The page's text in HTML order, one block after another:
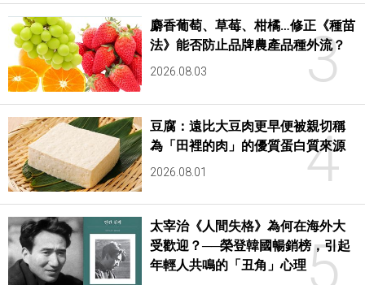
3
麝香葡萄、草莓、柑橘…修正《種苗
法》能否防止品牌農產品種外流？
2026.08.03
4
豆腐：遠比大豆肉更早便被親切稱
為「田裡的肉」的優質蛋白質來源
2026.08.01
5
太宰治《人間失格》為何在海外大
受歡迎？──榮登韓國暢銷榜，引起
年輕人共鳴的「丑角」心理